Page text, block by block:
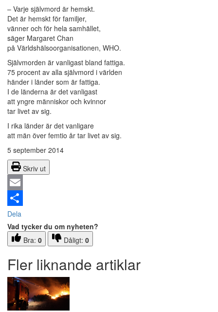
– Varje självmord är hemskt.
Det är hemskt för familjer,
vänner och för hela samhället,
säger Margaret Chan
på Världshälsoorganisationen, WHO.
Självmorden är vanligast bland fattiga.
75 procent av alla självmord i världen
händer i länder som är fattiga.
I de länderna är det vanligast
att yngre människor och kvinnor
tar livet av sig.
I rika länder är det vanligare
att män över femtio år tar livet av sig.
5 september 2014
Skriv ut
Email
Dela
Vad tycker du om nyheten?
Bra: 0 Dåligt: 0
Fler liknande artiklar